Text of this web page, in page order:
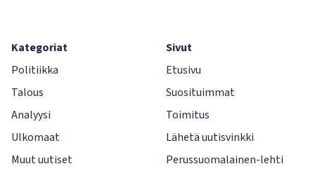
Kategoriat
Politiikka
Talous
Analyysi
Ulkomaat
Muut uutiset
Sivut
Etusivu
Suosituimmat
Toimitus
Lähetä uutisvinkki
Perussuomalainen-lehti